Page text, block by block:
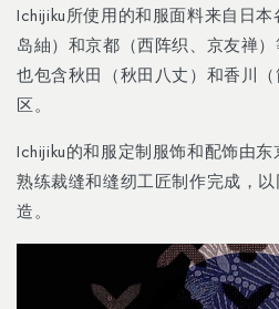
Ichijiku所使用的和服面料来自日
岛紬）和京都（西阵织、京友禅
也包含秋田（秋田八丈）和香川
区。
Ichijiku的和服定制服饰和配饰由
熟练裁缝和缝纫工匠制作完成，
造。